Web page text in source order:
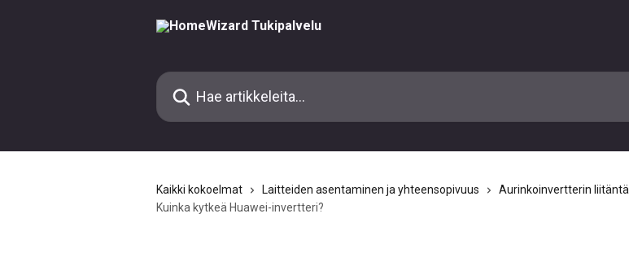
Hae artikkeleita...
Kaikki kokoelmat Laitteiden asentaminen ja yhteensopivuus
Aurinkoinvertterin liitäntä
Kuinka kytkeä Huawei-invertteri?